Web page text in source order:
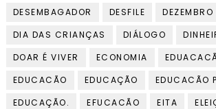
DESEMBAGADOR
DESFILE
DIA DAS CRIANÇAS
DIÁLOGO
DOAR É VIVER
ECONOMIA
EDUCACÃO
EDUCAÇÃO
EDUCACÃO
EDUCAÇÃO.
EFUCACÃO EITA